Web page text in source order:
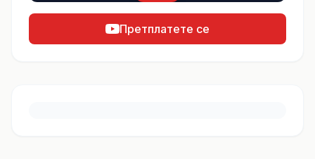
Претплатете се